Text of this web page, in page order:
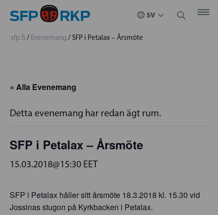
sfp.fi / Evenemang / SFP i Petalax – Årsmöte
« Alla Evenemang
Detta evenemang har redan ägt rum.
SFP i Petalax – Årsmöte
15.03.2018@15:30 EET
SFP i Petalax håller sitt årsmöte 18.3.2018 kl. 15.30 vid
Jossinas stugon på Kyrkbacken i Petalax.